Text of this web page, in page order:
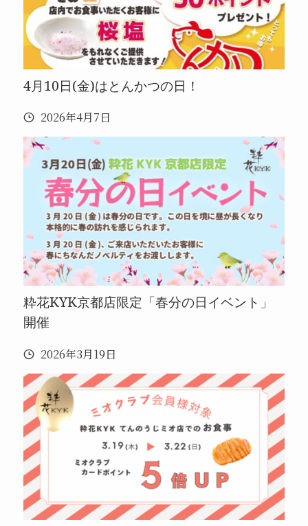
4月10日(金)はとんかつの日！
2026年4月7日
粋花KYK京都店限定「春分の日イベント」
開催
2026年3月19日